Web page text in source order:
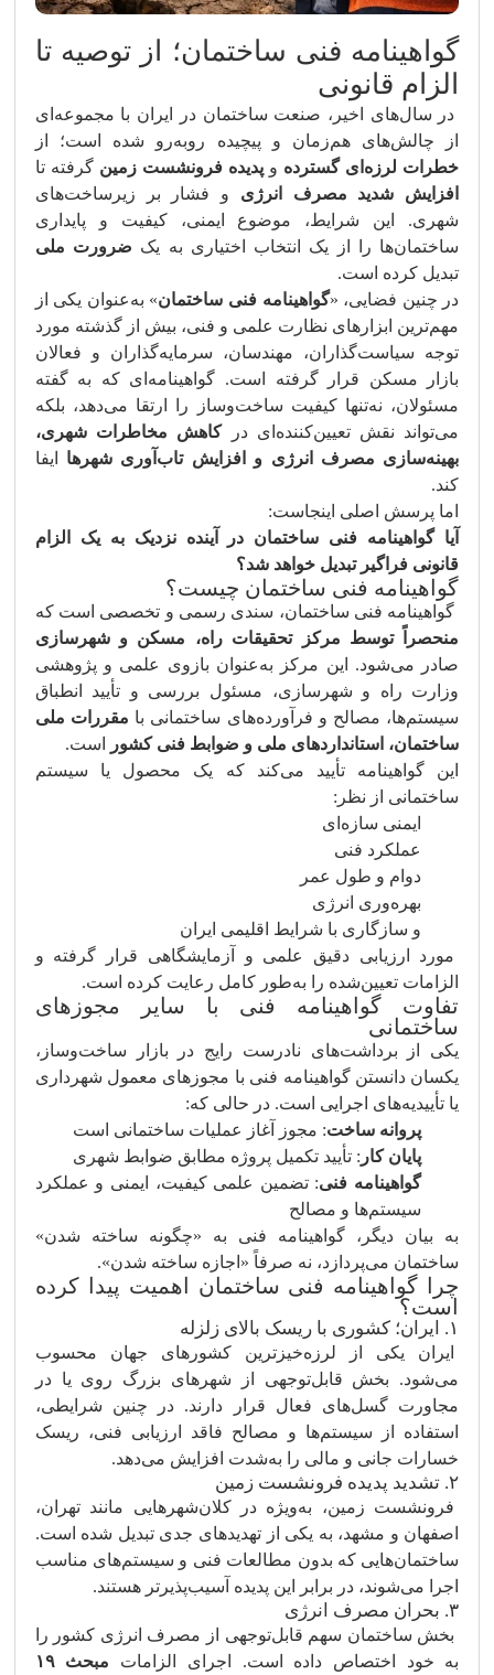
گواهینامه فنی ساختمان؛ از توصیه تا
الزام قانونی
در سال‌های اخیر، صنعت ساختمان در ایران با مجموعه‌ای
از چالش‌های هم‌زمان و پیچیده روبه‌رو شده است؛ از
خطرات لرزه‌ای گسترده و پدیده فرونشست زمین گرفته تا
افزایش شدید مصرف انرژی و فشار بر زیرساخت‌های
شهری. این شرایط، موضوع ایمنی، کیفیت و پایداری
ساختمان‌ها را از یک انتخاب اختیاری به یک ضرورت ملی
تبدیل کرده است.
در چنین فضایی، «گواهینامه فنی ساختمان» به‌عنوان یکی از
مهم‌ترین ابزارهای نظارت علمی و فنی، بیش از گذشته مورد
توجه سیاست‌گذاران، مهندسان، سرمایه‌گذاران و فعالان
بازار مسکن قرار گرفته است. گواهینامه‌ای که به گفته
مسئولان، نه‌تنها کیفیت ساخت‌وساز را ارتقا می‌دهد، بلکه
می‌تواند نقش تعیین‌کننده‌ای درکاهش مخاطرات شهری،
بهینه‌سازی مصرف انرژی و افزایش تاب‌آوری شهرها ایفا
کند.
اما پرسش اصلی اینجاست:
آیا گواهینامه فنی ساختمان در آینده نزدیک به یک الزام
قانونی فراگیر تبدیل خواهد شد؟
گواهینامه فنی ساختمان چیست؟
گواهینامه فنی ساختمان، سندی رسمی و تخصصی است که
منحصراً توسط مرکز تحقیقات راه، مسکن و شهرسازی
صادر می‌شود. این مرکز به‌عنوان بازوی علمی و پژوهشی
وزارت راه و شهرسازی، مسئول بررسی و تأیید انطباق
سیستم‌ها، مصالح و فرآورده‌های ساختمانی با مقررات ملی
ساختمان، استانداردهای ملی و ضوابط فنی کشور
است.
این گواهینامه تأیید می‌کند که یک محصول یا سیستم
ساختمانی از نظر:
ایمنی سازه‌ای
عملکرد فنی
دوام و طول عمر
بهره‌وری انرژی
و سازگاری با شرایط اقلیمی ایران
مورد ارزیابی دقیق علمی و آزمایشگاهی قرار گرفته و
الزامات تعیین‌شده را به‌طور کامل رعایت کرده است.
تفاوت گواهینامه فنی با سایر مجوزهای
ساختمانی
یکی از برداشت‌های نادرست رایج در بازار ساخت‌وساز،
یکسان دانستن گواهینامه فنی با مجوزهای معمول شهرداری
یا تأییدیه‌های اجرایی است. در حالی که:
پروانه ساخت: مجوز آغاز عملیات ساختمانی است
پایان کار : تأیید تکمیل پروژه مطابق ضوابط شهری
گواهینامه فنی: تضمین علمی کیفیت، ایمنی و عملکرد
سیستم‌ها و مصالح
به بیان دیگر، گواهینامه فنی به «چگونه ساخته شدن»
ساختمان می‌پردازد، نه صرفاً «اجازه ساخته شدن».
چرا گواهینامه فنی ساختمان اهمیت پیدا کرده
است؟
۱. ایران؛ کشوری با ریسک بالای زلزله
ایران یکی از لرزه‌خیزترین کشورهای جهان محسوب
می‌شود. بخش قابل‌توجهی از شهرهای بزرگ روی یا در
مجاورت گسل‌های فعال قرار دارند. در چنین شرایطی،
استفاده از سیستم‌ها و مصالح فاقد ارزیابی فنی، ریسک
خسارات جانی و مالی را به‌شدت افزایش می‌دهد.
۲. تشدید پدیده فرونشست زمین
فرونشست زمین، به‌ویژه در کلان‌شهرهایی مانند تهران،
اصفهان و مشهد، به یکی از تهدیدهای جدی تبدیل شده است.
ساختمان‌هایی که بدون مطالعات فنی و سیستم‌های مناسب
اجرا می‌شوند، در برابر این پدیده آسیب‌پذیرتر هستند.
۳. بحران مصرف انرژی
بخش ساختمان سهم قابل‌توجهی از مصرف انرژی کشور را
به خود اختصاص داده است. اجرای الزامات
مبحث ۱۹